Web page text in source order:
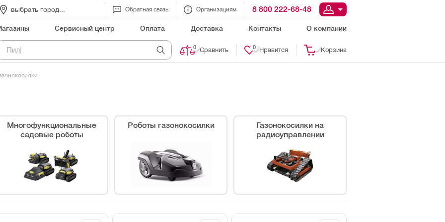
выбрать город... Обратная связь Организациям 8 800 222-68-48
Сервисный центр Оплата Доставка Контакты О компании
.П ил Сравнить
0 Нравится
0 Корзина
Многофункциональные
садовые роботы
Роботы газонокосилки
Газонокосилки на
радиоуправлении